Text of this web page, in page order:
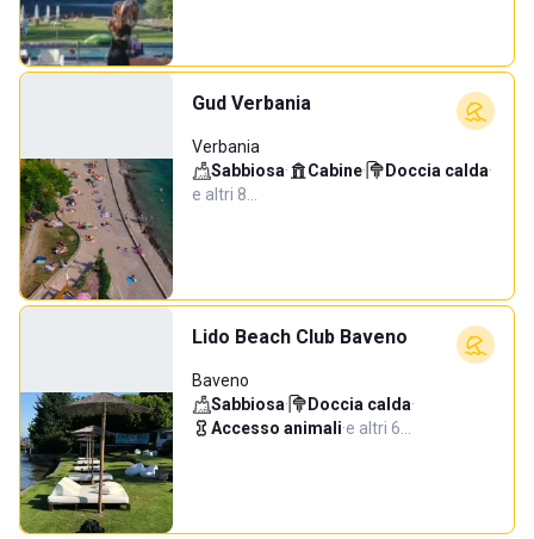
Gud Verbania
Verbania
Sabbiosa· Cabine· Doccia calda·
e altri 8…
Lido Beach Club Baveno
Baveno
Sabbiosa· Doccia calda·
Accesso animali·e altri 6…